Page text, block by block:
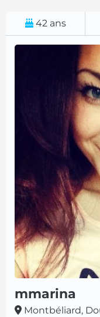
42 ans
mmarina
Montbéliard,